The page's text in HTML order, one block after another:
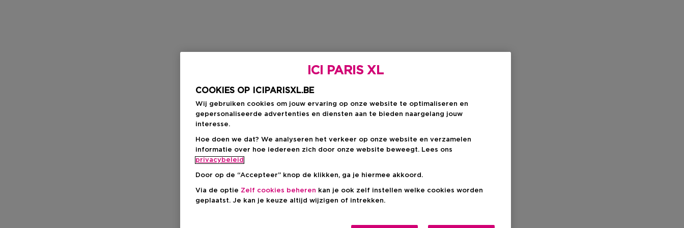
ICI PARIS XL
COOKIES OP ICIPARISXL.BE
Wij gebruiken cookies om jouw ervaring op onze website te optimaliseren en
gepersonaliseerde advertenties en diensten aan te bieden naargelang jouw
interesse.
Hoe doen we dat? We analyseren het verkeer op onze website en verzamelen
informatie over hoe iedereen zich door onze website beweegt. Lees ons
privacybeleid
Door op de “Accepteer” knop de klikken, ga je hiermee akkoord.
Via de optie Zelf cookies beheren kan je ook zelf instellen welke cookies worden
geplaatst. Je kan je keuze altijd wijzigen of intrekken.